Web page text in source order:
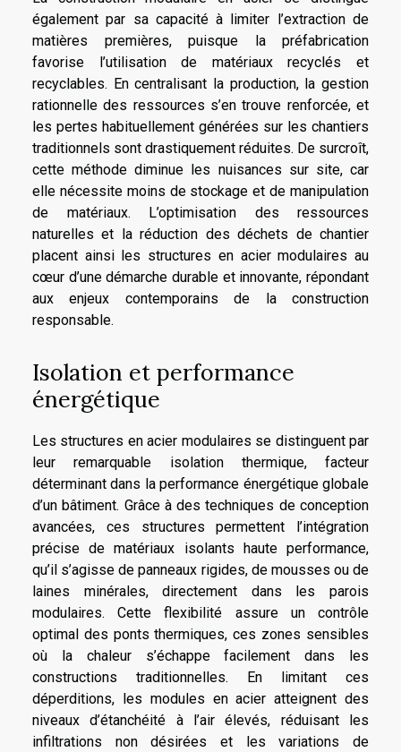
également par sa capacité à limiter l’extraction de
matières premières, puisque la préfabrication
favorise l’utilisation de matériaux recyclés et
recyclables. En centralisant la production, la gestion
rationnelle des ressources s’en trouve renforcée, et
les pertes habituellement générées sur les chantiers
traditionnels sont drastiquement réduites. De surcroît,
cette méthode diminue les nuisances sur site, car
elle nécessite moins de stockage et de manipulation
de matériaux. L’optimisation des ressources
naturelles et la réduction des déchets de chantier
placent ainsi les structures en acier modulaires au
cœur d’une démarche durable et innovante, répondant
aux enjeux contemporains de la construction
responsable.
Isolation et performance
énergétique
Les structures en acier modulaires se distinguent par
leur remarquable isolation thermique, facteur
déterminant dans la performance énergétique globale
d’un bâtiment. Grâce à des techniques de conception
avancées, ces structures permettent l’intégration
précise de matériaux isolants haute performance,
qu’il s’agisse de panneaux rigides, de mousses ou de
laines minérales, directement dans les parois
modulaires. Cette flexibilité assure un contrôle
optimal des ponts thermiques, ces zones sensibles
où la chaleur s’échappe facilement dans les
constructions traditionnelles. En limitant ces
déperditions, les modules en acier atteignent des
niveaux d’étanchéité à l’air élevés, réduisant les
infiltrations non désirées et les variations de